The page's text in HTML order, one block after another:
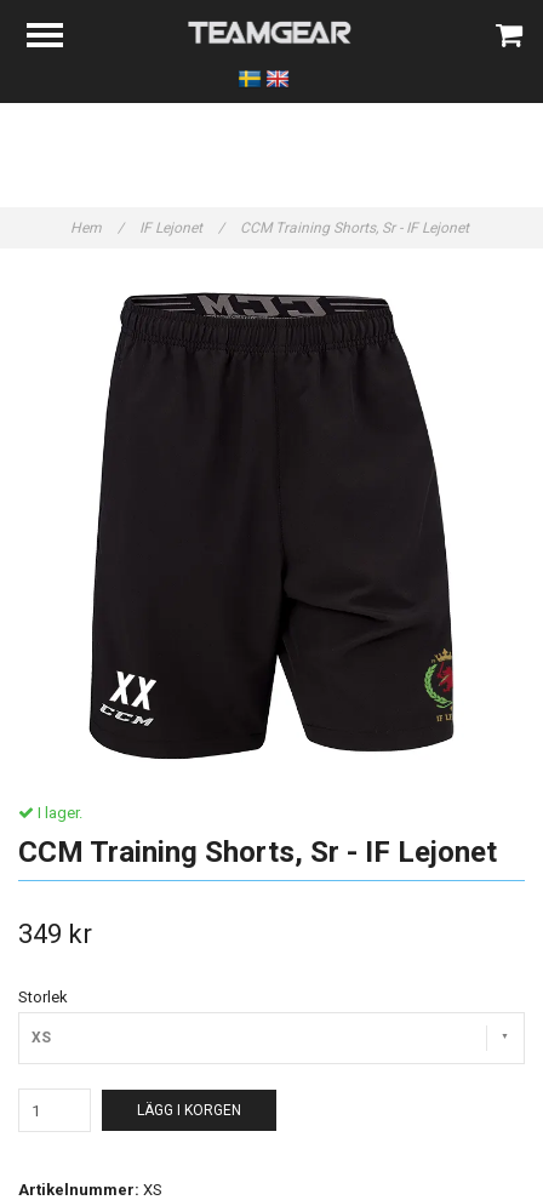
Hem / IF Lejonet / CCM Training Shorts, Sr - IF Lejonet
I lager.
CCM Training Shorts, Sr - IF Lejonet
349 kr
Storlek
XS
LÄGG I KORGEN
Artikelnummer: XS